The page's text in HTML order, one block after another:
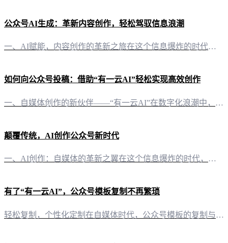
公众号AI生成：革新内容创作，轻松驾驭信息浪潮
一、AI赋能，内容创作的革新之旅在这个信息爆炸的时代，公众号作为自媒体的重要阵地，创作者们面临着内容生产的巨大挑战。然而，随着科技的进步，AI技术已经悄然改变这一现状。有一云AI，作为一款创新型AI智能写作+排版软件，为自媒体创作者带来了前所未有的便捷与高效。 二、排版之美，千款皮肤任你选择在内容排版方面，有一云AI以其独到的设计理念，提供了包含标题、内容、图文、分隔、引导五大类数千款装修皮肤。
如何向公众号投稿：借助“有一云AI”轻松实现高效创作
一、自媒体创作的新伙伴——“有一云AI”在数字化浪潮中，自媒体已成为信息传播的重要渠道。然而，创作一篇高质量的投稿文章并非易事。这时，“有一云AI”便应运而生，这款创新型AI智能写作+排版软件，为自媒体创作者提供了前沿的AI技术服务。 二、AI赋能，创作无忧 1. 一键排版，千款皮肤任你挑选在内容排版方面，“有一云AI”提供包含标题、内容、图文、分隔、引导五大类数千款装修皮肤可供使用。无论是简约
颠覆传统，AI创作公众号新时代
一、AI创作：自媒体的革新之翼在这个信息爆炸的时代，内容创作已成为自媒体的核心竞争力。而“有一云AI”，这款创新型AI智能写作+排版软件，正引领着自媒体内容创作的革命。 二、多维度的创作支持“有一云AI”不仅仅是一个写作工具，它更是一个全方位的内容创作助手。以下是其核心功能： 1. 内容排版：千款皮肤，满足个性需求在内容排版方面，“有一云AI”提供包含标题、内容、图文、分隔、引导五大类数千款装修
有了“有一云AI”，公众号模板复制不再繁琐
轻松复制，个性化定制在自媒体时代，公众号模板的复制与个性化定制显得尤为重要。而“有一云AI”的出现，为这一需求提供了便捷的解决方案。 一键复制，效率翻倍“有一云AI”的内容排版功能中，提供了数千款装修皮肤，涵盖了标题、内容、图文、分隔、引导等多种元素。用户只需在平台上找到心仪的模板，点击复制按钮，即可快速将模板应用于自己的公众号。 个性化定制，彰显个性复制模板后，用户可以根据自己的需求进行个性化